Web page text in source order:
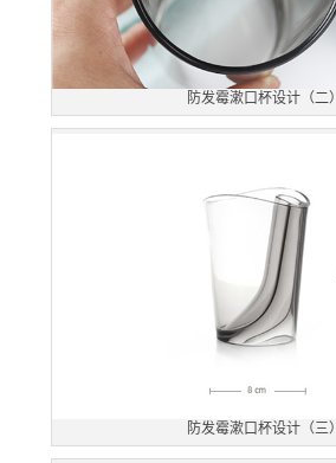
防发霉漱口杯设计（二）
防发霉漱口杯设计（三）